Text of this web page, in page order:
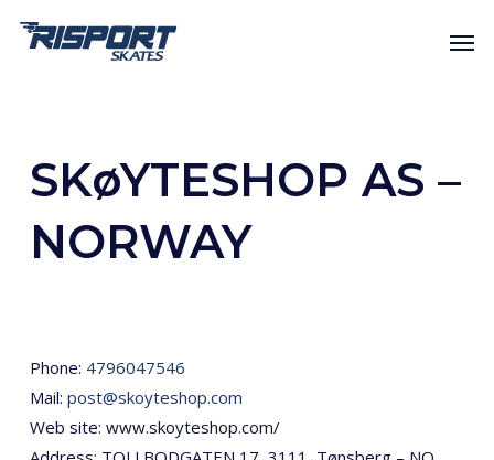
SKøYTESHOP AS –
NORWAY
Phone: 4796047546
Mail: post@skoyteshop.com
Web site: www.skoyteshop.com/